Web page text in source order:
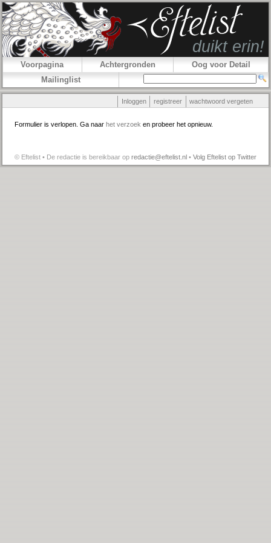
Voorpagina Achtergronden
Oog voor Detail
Mailinglist
Inloggen registreer wachtwoord vergeten
Formulier is verlopen. Ga naar het verzoek en probeer het opnieuw.
© Eftelist • De redactie is bereikbaar op redactie@eftelist.nl • Volg Eftelist op Twitter